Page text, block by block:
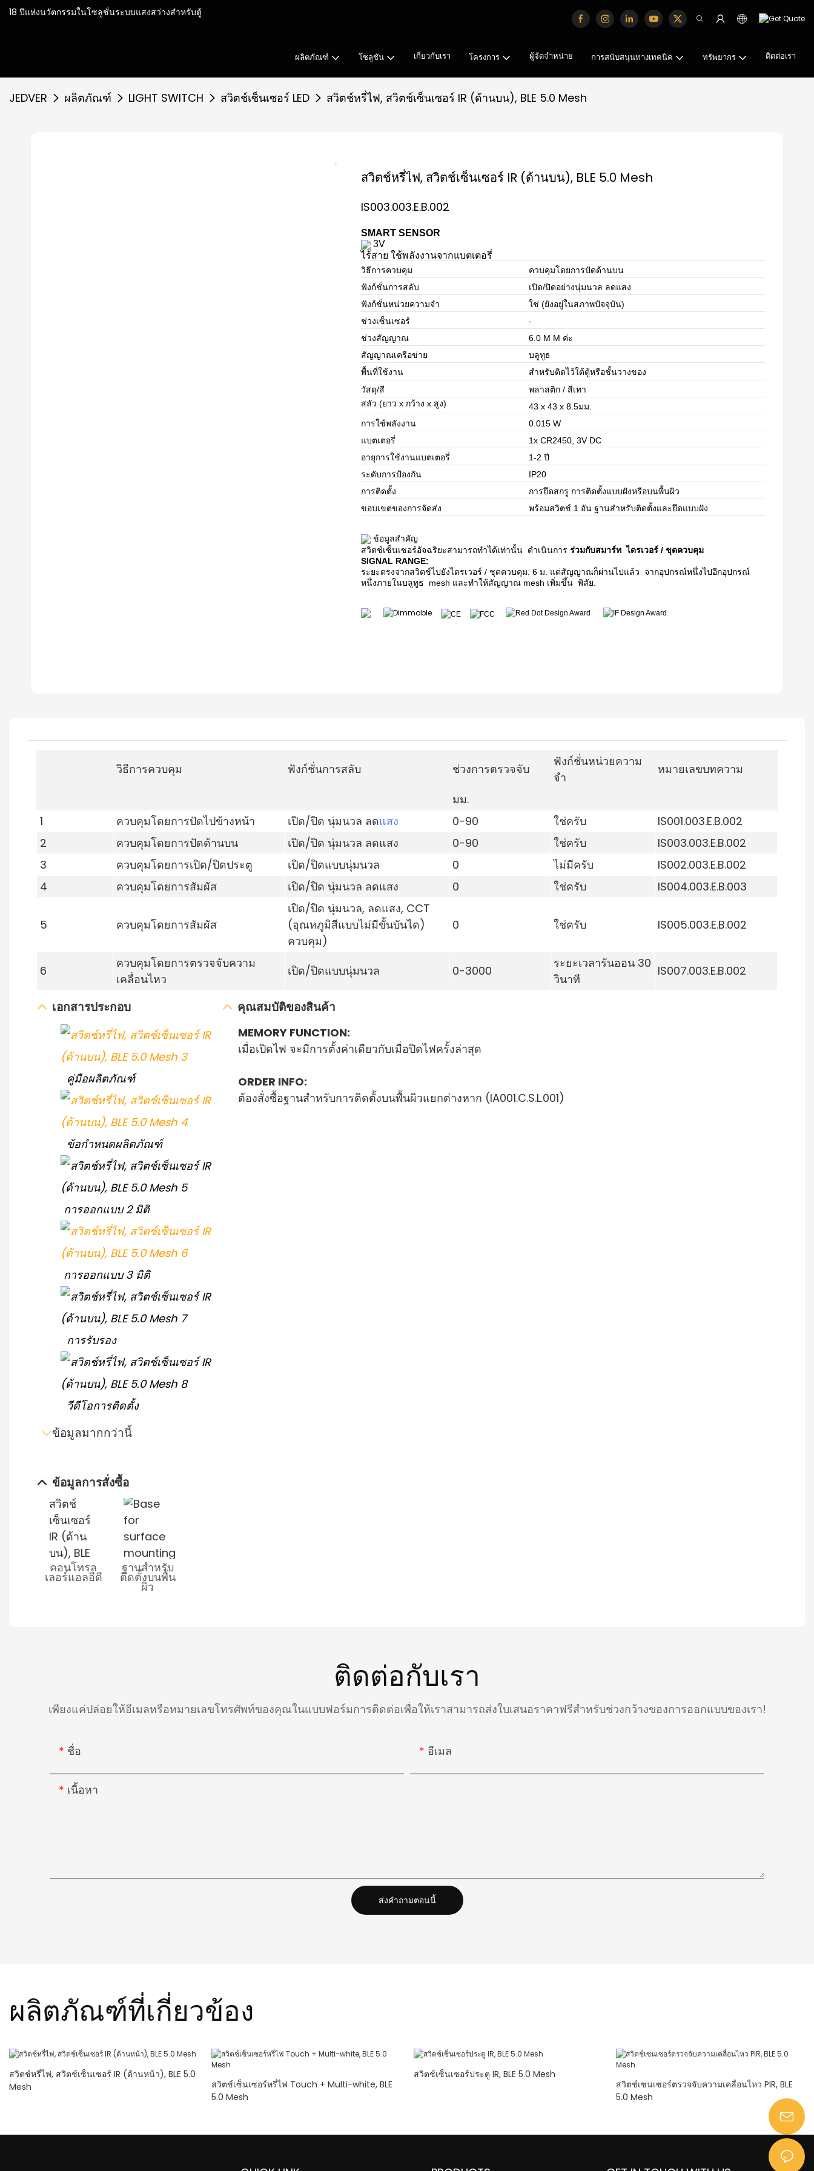
18 ปีแห่งนวัตกรรมในโซลูชั่นระบบแสงสว่างสำหรับตู้
ผลิตภัณฑ์ โซลูชัน เกี่ยวกับเรา โครงการ ผู้จัดจำหน่าย การสนับสนุนทางเทคนิค ทรัพยากร ติดต่อเรา
JEDVER ผลิตภัณฑ์ LIGHT SWITCH สวิตช์เซ็นเซอร์ LED สวิตช์หรี่ไฟ, สวิตช์เซ็นเซอร์ IR (ด้านบน), BLE 5.0 Mesh
สวิตช์หรี่ไฟ, สวิตช์เซ็นเซอร์ IR (ด้านบน), BLE 5.0 Mesh
IS003.003.E.B.002
SMART SENSOR
3V
ไร้สาย ใช้พลังงานจากแบตเตอรี่
วิธีการควบคุม
ควบคุมโดยการปัดด้านบน
ฟังก์ชั่นการสลับ
เปิด/ปิดอย่างนุ่มนวล ลดแสง
ฟังก์ชั่นหน่วยความจำ
ใช่ (ยังอยู่ในสภาพปัจจุบัน)
ช่วงเซ็นเซอร์
-
ช่วงสัญญาณ
6.0 M M ค่ะ
สัญญาณเครือข่าย
บลูทูธ
พื้นที่ใช้งาน
สำหรับติดไว้ใต้ตู้หรือชั้นวางของ
วัสดุ/สี
พลาสติก / สีเทา
สลัว (ยาว x กว้าง x สูง)
43 x 43 x 8.5มม.
การใช้พลังงาน
0.015 W
แบตเตอรี่
1x CR2450, 3V DC
อายุการใช้งานแบตเตอรี่
1-2 ปี
ระดับการป้องกัน
IP20
การติดตั้ง
การยึดสกรู การติดตั้งแบบฝังหรือบนพื้นผิว
ขอบเขตของการจัดส่ง
พร้อมสวิตช์ 1 อัน ฐานสำหรับติดตั้งและยึดแบบฝัง
ข้อมูลสำคัญ
สวิตช์เซ็นเซอร์อัจฉริยะสามารถทำได้เท่านั้น ดำเนินการ ร่วมกับสมาร์ท ไดรเวอร์ / ชุดควบคุม
SIGNAL RANGE:
ระยะตรงจากสวิตช์ไปยังไดรเวอร์ / ชุดควบคุม: 6 ม. แต่สัญญาณก็ผ่านไปแล้ว จากอุปกรณ์หนึ่งไปอีกอุปกรณ์
หนึ่งภายในบลูทูธ
mesh และทำให้สัญญาณ mesh เพิ่มขึ้น พิสัย.
วิธีการควบคุม ฟังก์ชั่นการสลับ ช่วงการตรวจจับ
ฟังก์ชั่นหน่วยความ
จำ
หมายเลขบทความ
มม.
1
ควบคุมโดยการปัดไปข้างหน้า เปิด/ปิด นุ่มนวล ลดแสง 0-90 ใช่ครับ
IS001.003.E.B.002
2
ควบคุมโดยการปัดด้านบน เปิด/ปิด นุ่มนวล ลดแสง 0-90 ใช่ครับ
IS003.003.E.B.002
3
ควบคุมโดยการเปิด/ปิดประตู เปิด/ปิดแบบนุ่มนวล 0 ไม่มีครับ
IS002.003.E.B.002
4
ควบคุมโดยการสัมผัส เปิด/ปิด นุ่มนวล ลดแสง 0 ใช่ครับ IS004.003.E.B.003
5 ควบคุมโดยการสัมผัส
เปิด/ปิด นุ่มนวล, ลดแสง, CCT
(อุณหภูมิสีแบบไม่มีขั้นบันได)
ควบคุม)
0 ใช่ครับ IS005.003.E.B.002
6
ควบคุมโดยการตรวจจับความ
เคลื่อนไหว
เปิด/ปิดแบบนุ่มนวล 0-3000
ระยะเวลารันออน 30
วินาที
IS007.003.E.B.002
เอกสารประกอบ
คู่มือผลิตภัณฑ์
ข้อกำหนดผลิตภัณฑ์
การออกแบบ 2 มิติ
การออกแบบ 3 มิติ
การรับรอง
วีดีโอการติดตั้ง
ข้อมูลมากกว่านี้
ส่งอีเมล์สอบถาม
ดาวน์โหลดเอกสารข้อมูล
คุณสมบัติของสินค้า
MEMORY FUNCTION:
เมื่อเปิดไฟ จะมีการตั้งค่าเดียวกับเมื่อปิดไฟครั้งล่าสุด
ORDER INFO:
ต้องสั่งซื้อฐานสำหรับการติดตั้งบนพื้นผิวแยกต่างหาก (IA001.C.S.L.001)
ข้อมูลการสั่งซื้อ
คอนโทรล
เลอร์แอลอีดี
ฐานสำหรับ
ติดตั้งบนพื้น
ผิว
ติดต่อกับเรา
เพียงแค่ปล่อยให้อีเมลหรือหมายเลขโทรศัพท์ของคุณในแบบฟอร์มการติดต่อเพื่อให้เราสามารถส่งใบเสนอราคาฟรีสำหรับช่วงกว้างของการออกแบบของเรา!
ชื่อ อีเมล
เนื้อหา
ส่งคำถามตอนนี้
ผลิตภัณฑ์ที่เกี่ยวข้อง
สวิตช์หรี่ไฟ, สวิตช์เซ็นเซอร์ IR (ด้านหน้า), BLE 5.0
Mesh
สวิตช์เซ็นเซอร์หรี่ไฟ Touch + Multi-white, BLE
5.0 Mesh
สวิตช์เซ็นเซอร์ประตู IR, BLE 5.0 Mesh
สวิตช์เซนเซอร์ตรวจจับความเคลื่อนไหว PIR, BLE
5.0 Mesh